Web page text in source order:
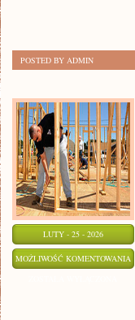
POSTED BY ADMIN
LUTY - 25 - 2026
MOŻLIWOŚĆ KOMENTOWANIA